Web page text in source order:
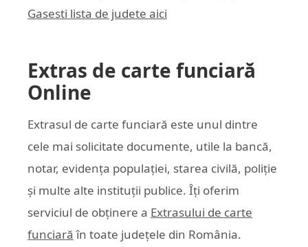
Gasesti lista de judete aici
Extras de carte funciară
Online
Extrasul de carte funciară este unul dintre
cele mai solicitate documente, utile la bancă,
notar, evidența populației, starea civilă, poliție
și multe alte instituții publice. Îți oferim
serviciul de obținere a Extrasului de carte
funciară în toate județele din România.